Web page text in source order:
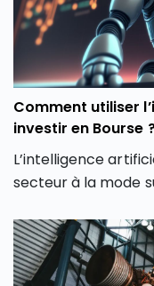
parisien ? Et
elle encore se
phase de
Comment utiliser
investir en Bourse
L’intelligence
secteur à la mode
même de notre
nouveaux outils et
article, découvrez